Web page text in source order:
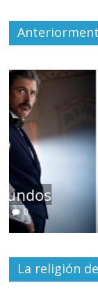
Las
13 marzo, 2026
La religión